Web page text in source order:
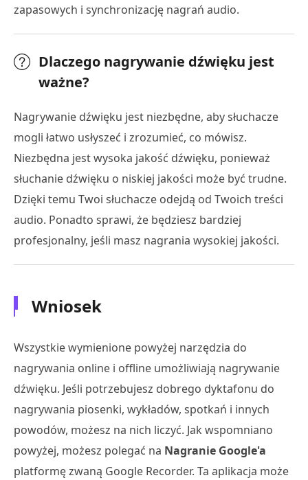
zapasowych i synchronizację nagrań audio.
Dlaczego nagrywanie dźwięku jest
ważne?
Nagrywanie dźwięku jest niezbędne, aby słuchacze
mogli łatwo usłyszeć i zrozumieć, co mówisz.
Niezbędna jest wysoka jakość dźwięku, ponieważ
słuchanie dźwięku o niskiej jakości może być trudne.
Dzięki temu Twoi słuchacze odejdą od Twoich treści
audio. Ponadto sprawi, że będziesz bardziej
profesjonalny, jeśli masz nagrania wysokiej jakości.
Wniosek
Wszystkie wymienione powyżej narzędzia do
nagrywania online i offline umożliwiają nagrywanie
dźwięku. Jeśli potrzebujesz dobrego dyktafonu do
nagrywania piosenki, wykładów, spotkań i innych
powodów, możesz na nich liczyć. Jak wspomniano
powyżej, możesz polegać na Nagranie Google'a
platformę zwaną Google Recorder. Ta aplikacja może